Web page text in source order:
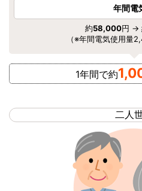
年間電
約58,000円 →
（※年間電気使用量
1年間で約
二人